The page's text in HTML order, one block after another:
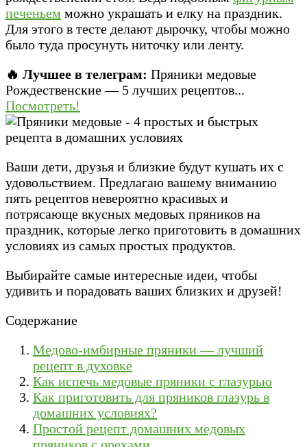
печеньем можно украшать и елку на праздник.
Для этого в тесте делают дырочку, чтобы можно
было туда просунуть ниточку или ленту.
🔥 Лучшее в телеграм: Пряники медовые
Рождественские — 5 лучших рецептов...
Посмотреть!
Ваши дети, друзья и близкие будут кушать их с
удовольствием. Предлагаю вашему вниманию
пять рецептов невероятно красивых и
потрясающе вкусных медовых пряников на
праздник, которые легко приготовить в домашних
условиях из самых простых продуктов.
Выбирайте самые интересные идеи, чтобы
удивить и порадовать ваших близких и друзей!
Содержание
Медово-имбирные пряники — лучший
рецепт в духовке
Как испечь медовые пряники с глазурью
Как приготовить для пряников глазурь в
домашних условиях?
Простой рецепт домашних медовых